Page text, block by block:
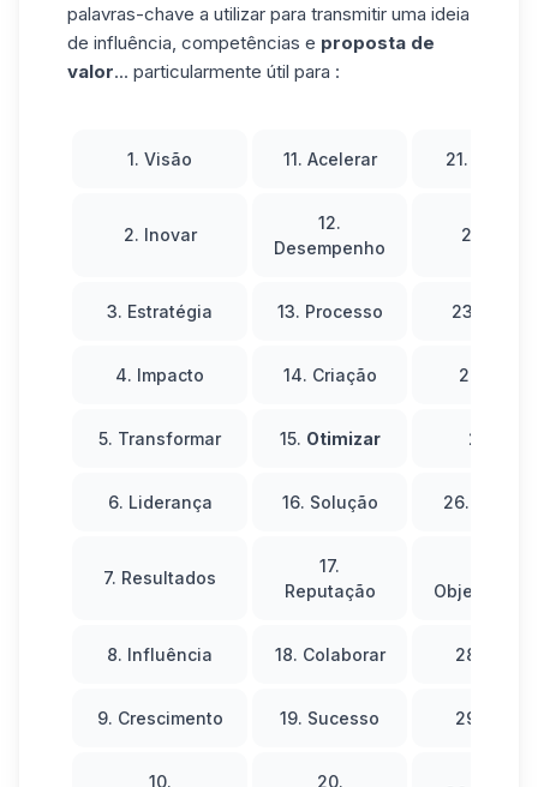
palavras-chave a utilizar para transmitir uma ideia
de influência, competências e proposta de
valor... particularmente útil para :
1. Visão 11. Acelerar 21.
2. Inovar
12.
Desempenho
22.
3. Estratégia 13. Processo 23.
4. Impacto 14. Criação 24.
5. Transformar 15. Otimizar 25.
6. Liderança 16. Solução 26.
7. Resultados
17.
Reputação
Objetivo/
8. Influência 18. Colaborar 28.
9. Crescimento 19. Sucesso 29.
10.
20.